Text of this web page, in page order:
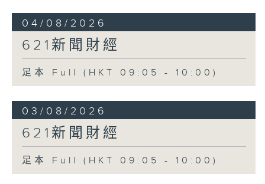
04/08/2026
621新聞財經
足本 Full (HKT 09:05 - 10:00)
03/08/2026
621新聞財經
足本 Full (HKT 09:05 - 10:00)